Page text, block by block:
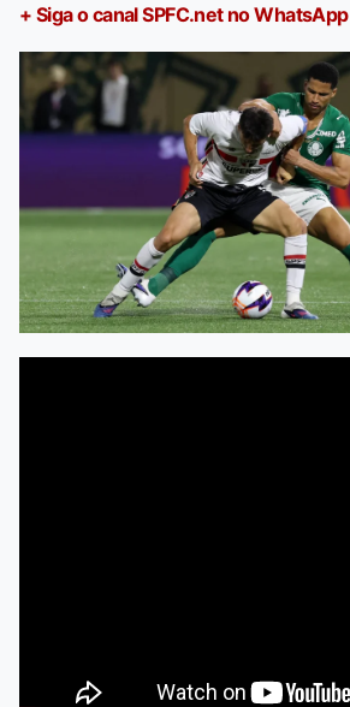
+ Siga o canal SPFC.net no WhatsApp